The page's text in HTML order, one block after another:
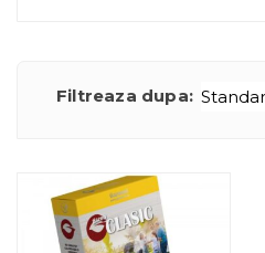
Filtreaza dupa: